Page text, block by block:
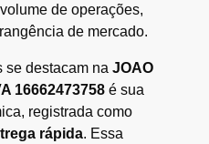
de operações,
de mercado.
se destacam na JOAO
16662473758 é sua
registrada como
rápida. Essa